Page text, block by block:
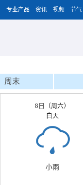
专业产品 资讯 视频 节气
周末
8日（周六）
白天
小雨